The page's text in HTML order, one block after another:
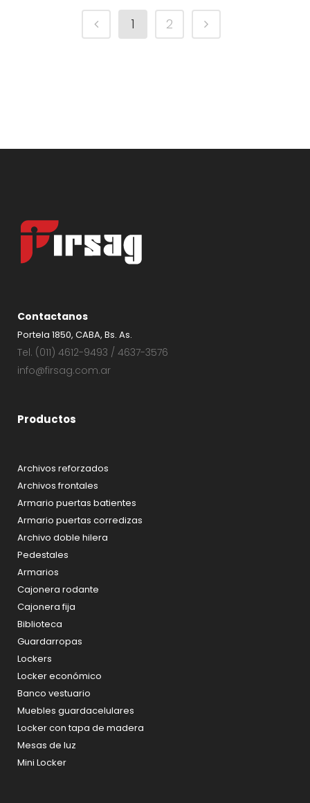
1 2
Contactanos
Portela 1850, CABA, Bs. As.
Tel. (011) 4612-9493 / 4637-3576
info@firsag.com.ar
Productos
Archivos reforzados
Archivos frontales
Armario puertas batientes
Armario puertas corredizas
Archivo doble hilera
Pedestales
Armarios
Cajonera rodante
Cajonera fija
Biblioteca
Guardarropas
Lockers
Locker económico
Banco vestuario
Muebles guardacelulares
Locker con tapa de madera
Mesas de luz
Mini Locker